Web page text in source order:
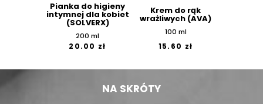
Pianka do higieny
intymnej dla kobiet
(SOLVERX)
200 ml
20.00 zł
Krem do rąk
wrażliwych (AVA)
100 ml
15.60 zł
NA SKRÓTY